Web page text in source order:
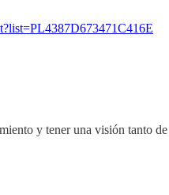
y tener una visión tanto